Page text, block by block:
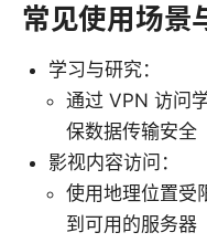
常见使用场景
学习与研究：
通过 VPN 访问
保数据传输安全
影视内容访问：
使用地理位置受
到可用的服务器